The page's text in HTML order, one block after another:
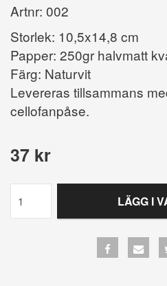
Artnr: 002
Storlek: 10,5x14,8 cm
Papper: 250gr halvmatt
Färg: Naturvit
Levereras tillsammans
cellofanpåse.
37 kr
LÄGG I